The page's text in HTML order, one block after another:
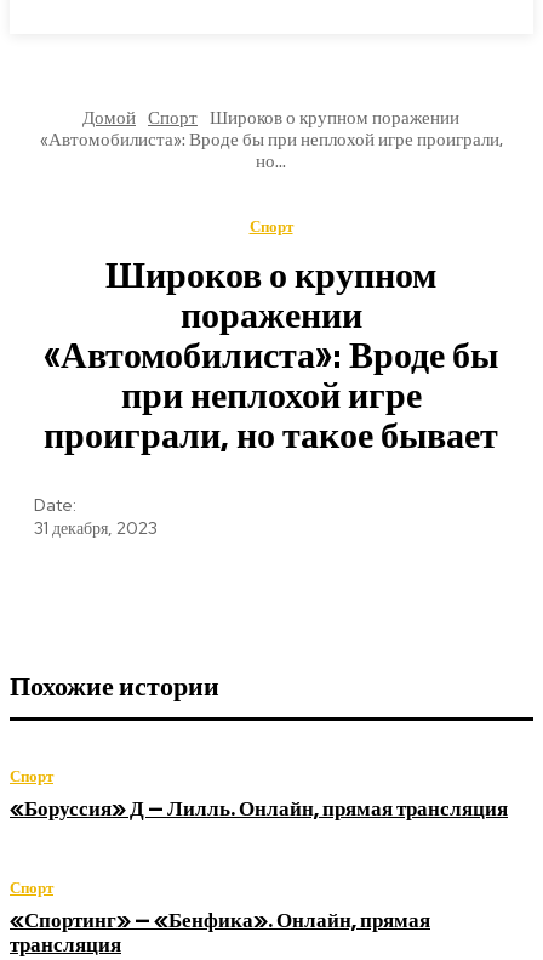
Домой Спорт Широков о крупном поражении
«Автомобилиста»: Вроде бы при неплохой игре проиграли,
но...
Спорт
Широков о крупном
поражении
«Автомобилиста»: Вроде бы
при неплохой игре
проиграли, но такое бывает
Date:
31 декабря, 2023
Похожие истории
Спорт
«Боруссия» Д — Лилль. Онлайн, прямая трансляция
Спорт
«Спортинг» — «Бенфика». Онлайн, прямая
трансляция